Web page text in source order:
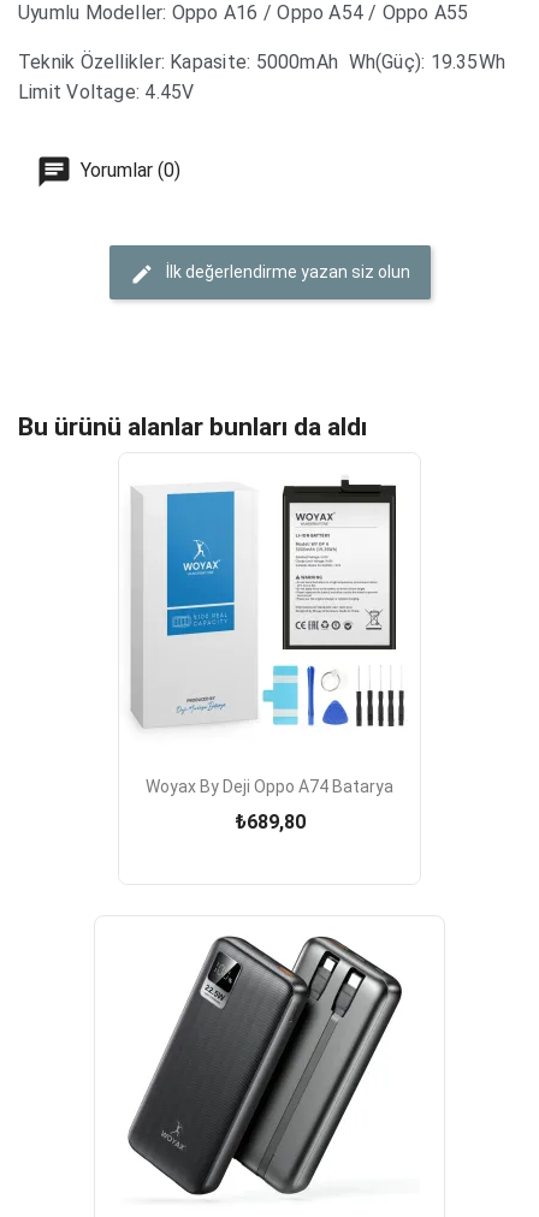
Uyumlu Modeller: Oppo A16 / Oppo A54 / Oppo A55
Teknik Özellikler: Kapasite: 5000mAh Wh(Güç): 19.35Wh
Limit Voltage: 4.45V
Yorumlar (0)
İlk değerlendirme yazan siz olun
Bu ürünü alanlar bunları da aldı
Woyax By Deji Oppo A74 Batarya
₺689,80